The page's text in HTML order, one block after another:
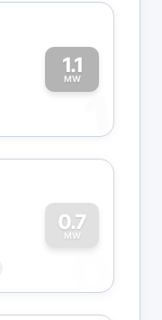
1.1
MW
1
0.7
MW
0